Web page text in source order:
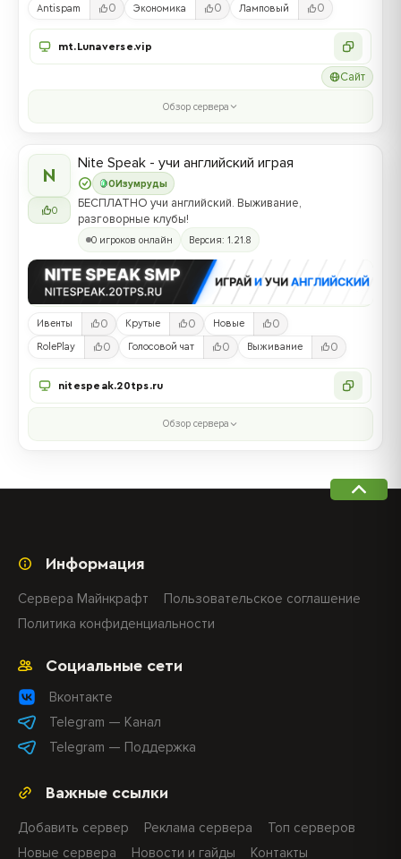
Antispam 0 Экономика 0 Ламповый 0
mt.Lunaverse.vip
Сайт
Обзор сервера
N
0
0Изумруды
Nite Speak - учи английский играя
БЕСПЛАТНО учи английский. Выживание,
разговорные клубы!
0 игроков онлайн Версия: 1.21.8
Ивенты 0 Крутые 0 Новые 0
RolePlay 0 Голосовой чат 0 Выживание 0
nitespeak.20tps.ru
Обзор сервера
Важные ссылки
Добавить сервер Реклама сервера
Топ серверов
Новые сервера
Новости и гайды Контакты
Социальные сети
Вконтакте
Telegram — Канал
Telegram — Поддержка
Информация
Сервера Майнкрафт
Пользовательское соглашение
Политика конфиденциальности